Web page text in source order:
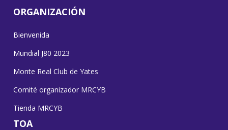
ORGANIZACIÓN
Bienvenida
Mundial J80 2023
Monte Real Club de Yates
Comité organizador MRCYB
Tienda MRCYB
TOA